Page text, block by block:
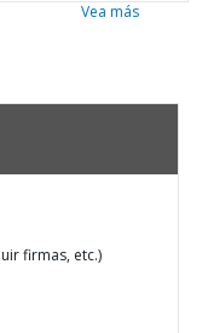
Vea más
firmas, etc.)